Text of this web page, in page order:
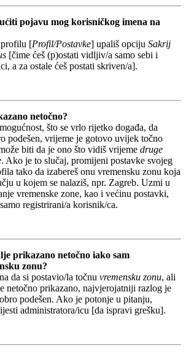
pojavu mog korisničkog imena na
[Profil/Postavke] upališ opciju Sakrij
[čime ćeš (p)ostati vidljiv/a samo sebi i
a za ostale ćeš postati skriven/a].
netočno?
što se vrlo rijetko događa, da
podešen, vrijeme je gotovo uvijek točno
biti da je ono što vidiš vrijeme druge
. Ako je to slučaj, promijeni postavke svojeg
tako da izabereš onu vremensku zonu koja
u kojem se nalaziš, npr. Zagreb. Uzmi u
vremenske zone, kao i većinu postavki,
registrirani/a korisnik/ca.
prikazano netočno iako sam
zonu?
da si postavio/la točnu vremensku zonu, ali
netočno prikazano, najvjerojatniji razlog je
podešen. Ako je potonje u pitanju,
administratora/icu [da ispravi grešku].